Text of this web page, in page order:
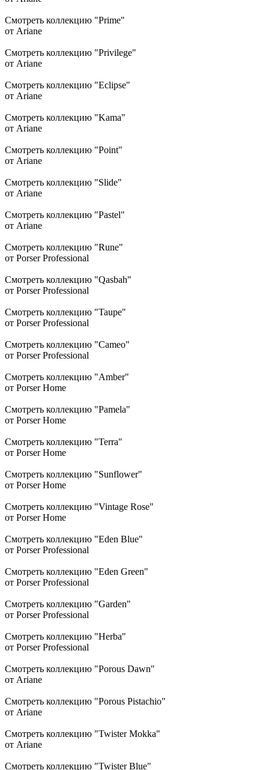
Смотреть коллекцию "Prime"
от Ariane
Смотреть коллекцию "Privilege"
от Ariane
Смотреть коллекцию "Eclipse"
от Ariane
Смотреть коллекцию "Kama"
от Ariane
Смотреть коллекцию "Point"
от Ariane
Смотреть коллекцию "Slide"
от Ariane
Смотреть коллекцию "Pastel"
от Ariane
Смотреть коллекцию "Rune"
от Porser Professional
Смотреть коллекцию "Qasbah"
от Porser Professional
Смотреть коллекцию "Taupe"
от Porser Professional
Смотреть коллекцию "Cameo"
от Porser Professional
Смотреть коллекцию "Amber"
от Porser Home
Смотреть коллекцию "Pamela"
от Porser Home
Смотреть коллекцию "Terra"
от Porser Home
Смотреть коллекцию "Sunflower"
от Porser Home
Смотреть коллекцию "Vintage Rose"
от Porser Home
Смотреть коллекцию "Eden Blue"
от Porser Professional
Смотреть коллекцию "Eden Green"
от Porser Professional
Смотреть коллекцию "Garden"
от Porser Professional
Смотреть коллекцию "Herba"
от Porser Professional
Смотреть коллекцию "Porous Dawn"
от Ariane
Смотреть коллекцию "Porous Pistachio"
от Ariane
Смотреть коллекцию "Twister Mokka"
от Ariane
Смотреть коллекцию "Twister Blue"